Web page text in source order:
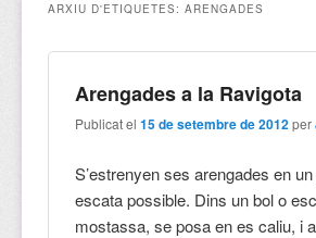
ARXIU D'ETIQUETES:ARENGADES
Arengades a la Ravigota
Publicat el15 de setembre de 2012 per
S’estrenyen ses arengades en
escata possible. Dins un bol o
mostassa, se posa en es caliu, i